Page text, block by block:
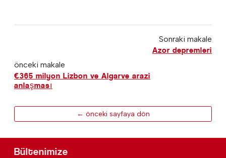
Sonraki makale
Azor depremleri
önceki makale
€365 milyon Lizbon ve Algarve arazi
anlaşması
← önceki sayfaya dön
Bültenimize